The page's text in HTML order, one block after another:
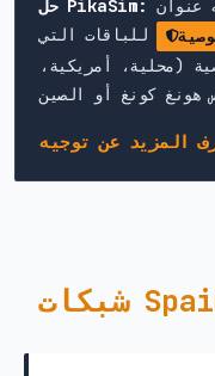
حل PikaSim:
للباقات التي
(محلية، أمريكية،